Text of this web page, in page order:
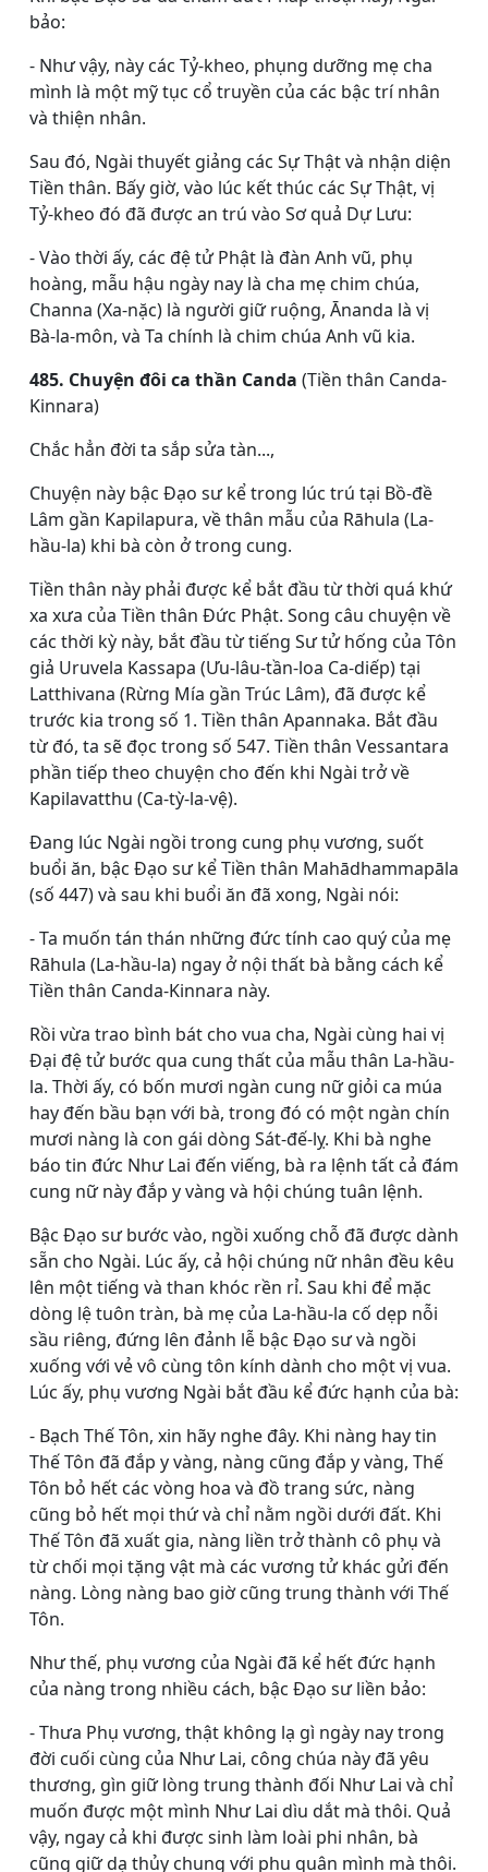
bảo:
- Như vậy, này các Tỷ-kheo, phụng dưỡng mẹ cha
mình là một mỹ tục cổ truyền của các bậc trí nhân
và thiện nhân.
Sau đó, Ngài thuyết giảng các Sự Thật và nhận diện
Tiền thân. Bấy giờ, vào lúc kết thúc các Sự Thật, vị
Tỷ-kheo đó đã được an trú vào Sơ quả Dự Lưu:
- Vào thời ấy, các đệ tử Phật là đàn Anh vũ, phụ
hoàng, mẫu hậu ngày nay là cha mẹ chim chúa,
Channa (Xa-nặc) là người giữ ruộng, Ānanda là vị
Bà-la-môn, và Ta chính là chim chúa Anh vũ kia.
485. Chuyện đôi ca thần Canda (Tiền thân Canda-
Kinnara)
Chắc hẳn đời ta sắp sửa tàn...,
Chuyện này bậc Ðạo sư kể trong lúc trú tại Bồ-đề
Lâm gần Kapilapura, về thân mẫu của Rāhula (La-
hầu-la) khi bà còn ở trong cung.
Tiền thân này phải được kể bắt đầu từ thời quá khứ
xa xưa của Tiền thân Đức Phật. Song câu chuyện về
các thời kỳ này, bắt đầu từ tiếng Sư tử hống của Tôn
giả Uruvela Kassapa (Ưu-lâu-tần-loa Ca-diếp) tại
Latthivana (Rừng Mía gần Trúc Lâm), đã được kể
trước kia trong số 1. Tiền thân Apannaka. Bắt đầu
từ đó, ta sẽ đọc trong số 547. Tiền thân Vessantara
phần tiếp theo chuyện cho đến khi Ngài trở về
Kapilavatthu (Ca-tỳ-la-vệ).
Ðang lúc Ngài ngồi trong cung phụ vương, suốt
buổi ăn, bậc Ðạo sư kể Tiền thân Mahādhammapāla
(số 447) và sau khi buổi ăn đã xong, Ngài nói:
- Ta muốn tán thán những đức tính cao quý của mẹ
Rāhula (La-hầu-la) ngay ở nội thất bà bằng cách kể
Tiền thân Canda-Kinnara này.
Rồi vừa trao bình bát cho vua cha, Ngài cùng hai vị
Ðại đệ tử bước qua cung thất của mẫu thân La-hầu-
la. Thời ấy, có bốn mươi ngàn cung nữ giỏi ca múa
hay đến bầu bạn với bà, trong đó có một ngàn chín
mươi nàng là con gái dòng Sát-đế-lỵ. Khi bà nghe
báo tin đức Như Lai đến viếng, bà ra lệnh tất cả đám
cung nữ này đắp y vàng và hội chúng tuân lệnh.
Bậc Ðạo sư bước vào, ngồi xuống chỗ đã được dành
sẵn cho Ngài. Lúc ấy, cả hội chúng nữ nhân đều kêu
lên một tiếng và than khóc rền rỉ. Sau khi để mặc
dòng lệ tuôn tràn, bà mẹ của La-hầu-la cố dẹp nỗi
sầu riêng, đứng lên đảnh lễ bậc Ðạo sư và ngồi
xuống với vẻ vô cùng tôn kính dành cho một vị vua.
Lúc ấy, phụ vương Ngài bắt đầu kể đức hạnh của bà:
- Bạch Thế Tôn, xin hãy nghe đây. Khi nàng hay tin
Thế Tôn đã đắp y vàng, nàng cũng đắp y vàng, Thế
Tôn bỏ hết các vòng hoa và đồ trang sức, nàng
cũng bỏ hết mọi thứ và chỉ nằm ngồi dưới đất. Khi
Thế Tôn đã xuất gia, nàng liền trở thành cô phụ và
từ chối mọi tặng vật mà các vương tử khác gửi đến
nàng. Lòng nàng bao giờ cũng trung thành với Thế
Tôn.
Như thế, phụ vương của Ngài đã kể hết đức hạnh
của nàng trong nhiều cách, bậc Ðạo sư liền bảo:
- Thưa Phụ vương, thật không lạ gì ngày nay trong
đời cuối cùng của Như Lai, công chúa này đã yêu
thương, gìn giữ lòng trung thành đối Như Lai và chỉ
muốn được một mình Như Lai dìu dắt mà thôi. Quả
vậy, ngay cả khi được sinh làm loài phi nhân, bà
cũng giữ dạ thủy chung với phu quân mình mà thôi.